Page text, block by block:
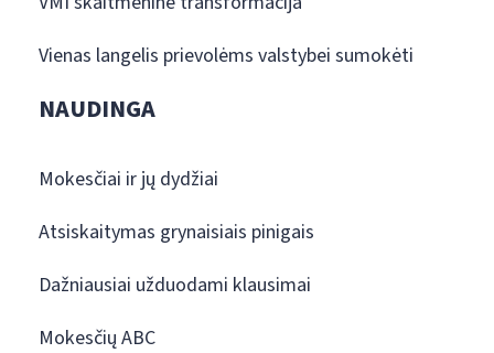
Vienas langelis prievolėms valstybei sumokėti
NAUDINGA
Mokesčiai ir jų dydžiai
Atsiskaitymas grynaisiais pinigais
Dažniausiai užduodami klausimai
Mokesčių ABC